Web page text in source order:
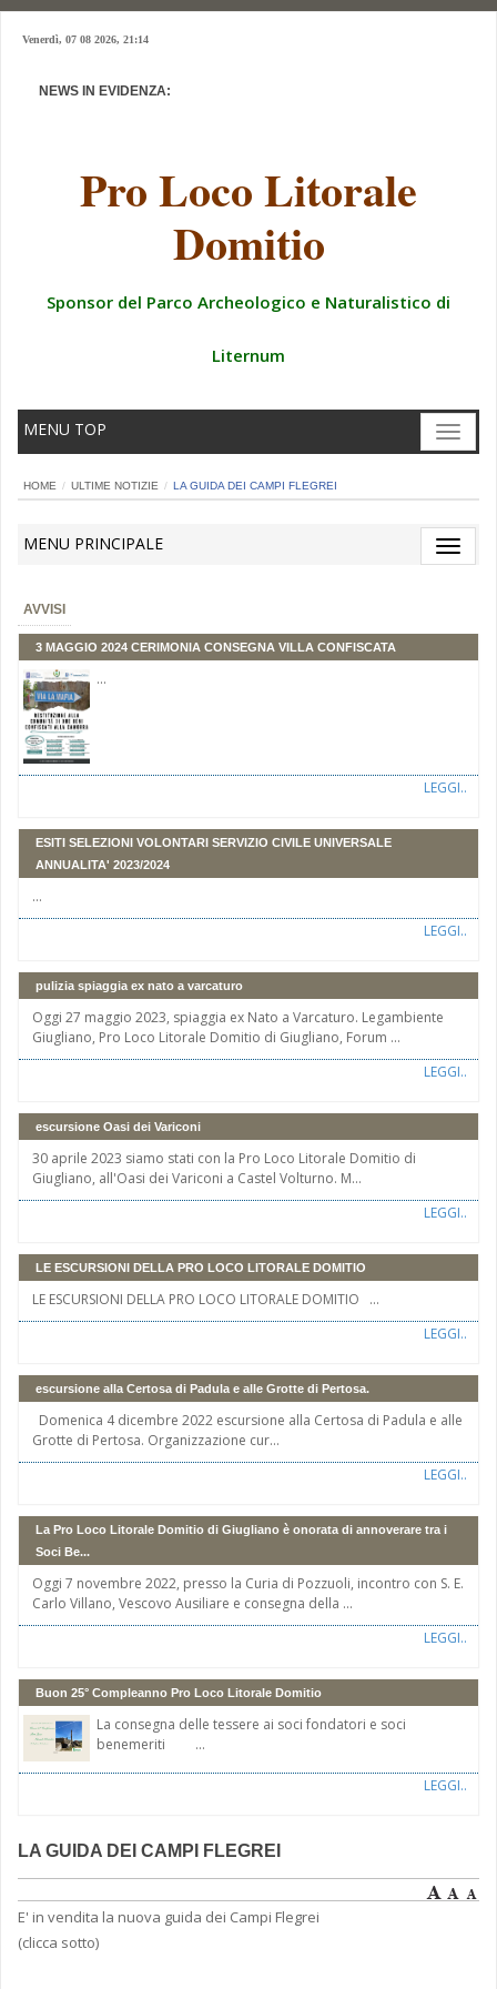
Venerdì, 07 08 2026, 21:14
NEWS IN EVIDENZA:
Pro Loco Litorale
Domitio
Sponsor del Parco Archeologico e Naturalistico di
Liternum
Toggle
MENU TOP
HOME ULTIME NOTIZIE LA GUIDA DEI CAMPI FLEGREI
Toggle
MENU PRINCIPALE
AVVISI
3 MAGGIO 2024 CERIMONIA CONSEGNA VILLA CONFISCATA
...
LEGGI..
ESITI SELEZIONI VOLONTARI SERVIZIO CIVILE UNIVERSALE
ANNUALITA' 2023/2024
...
LEGGI..
pulizia spiaggia ex nato a varcaturo
Oggi 27 maggio 2023, spiaggia ex Nato a Varcaturo. Legambiente
Giugliano, Pro Loco Litorale Domitio di Giugliano, Forum ...
LEGGI..
escursione Oasi dei Variconi
30 aprile 2023 siamo stati con la Pro Loco Litorale Domitio di
Giugliano, all'Oasi dei Variconi a Castel Volturno. M...
LEGGI..
LE ESCURSIONI DELLA PRO LOCO LITORALE DOMITIO
LE ESCURSIONI DELLA PRO LOCO LITORALE DOMITIO ...
LEGGI..
escursione alla Certosa di Padula e alle Grotte di Pertosa.
Domenica 4 dicembre 2022 escursione alla Certosa di Padula e alle
Grotte di Pertosa. Organizzazione cur...
LEGGI..
La Pro Loco Litorale Domitio di Giugliano è onorata di annoverare tra i
Soci Be...
Oggi 7 novembre 2022, presso la Curia di Pozzuoli, incontro con S. E.
Carlo Villano, Vescovo Ausiliare e consegna della ...
LEGGI..
Buon 25° Compleanno Pro Loco Litorale Domitio
La consegna delle tessere ai soci fondatori e soci
benemeriti ...
LEGGI..
LA GUIDA DEI CAMPI FLEGREI
E' in vendita la nuova guida dei Campi Flegrei
(clicca sotto)